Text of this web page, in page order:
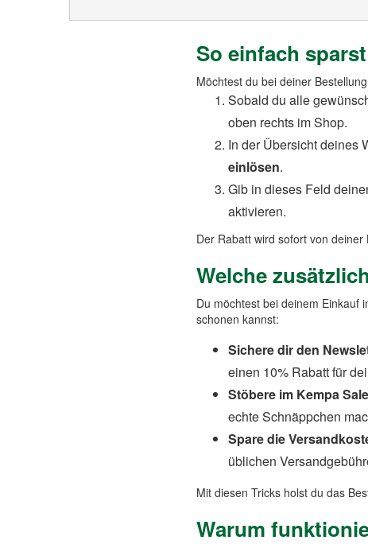
So einfach
Möchtest du bei deiner
Sobald du alle
oben rechts im Shop.
In der Übersicht deines
einlösen.
Gib in dieses Feld
aktivieren.
Der Rabatt wird sofort von
Welche
Du möchtest bei deinem Einkauf
schonen kannst:
Sichere dir den
einen 10% Rabatt für
Stöbere im Kempa
echte Schnäppchen
Spare die
üblichen
Mit diesen Tricks holst du das
Warum